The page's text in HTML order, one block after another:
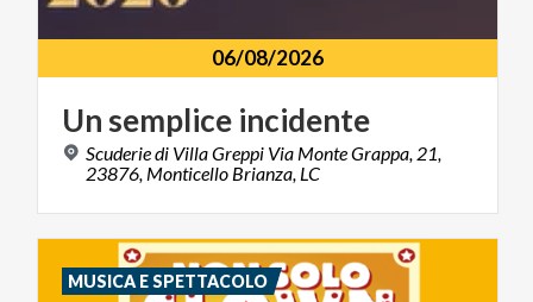
06/08/2026
Un semplice incidente
Scuderie di Villa Greppi Via Monte Grappa, 21,
23876, Monticello Brianza, LC
MUSICA E SPETTACOLO